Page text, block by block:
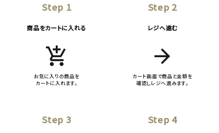
Step 1
商品をカートに入れる
add_shopping_cart
お気に入りの商品を
カートに入れます。
Step 2
レジへ進む
arrow_forward
カート画面で商品と金額を
確認しレジへ進みます。
Step 3 Step 4